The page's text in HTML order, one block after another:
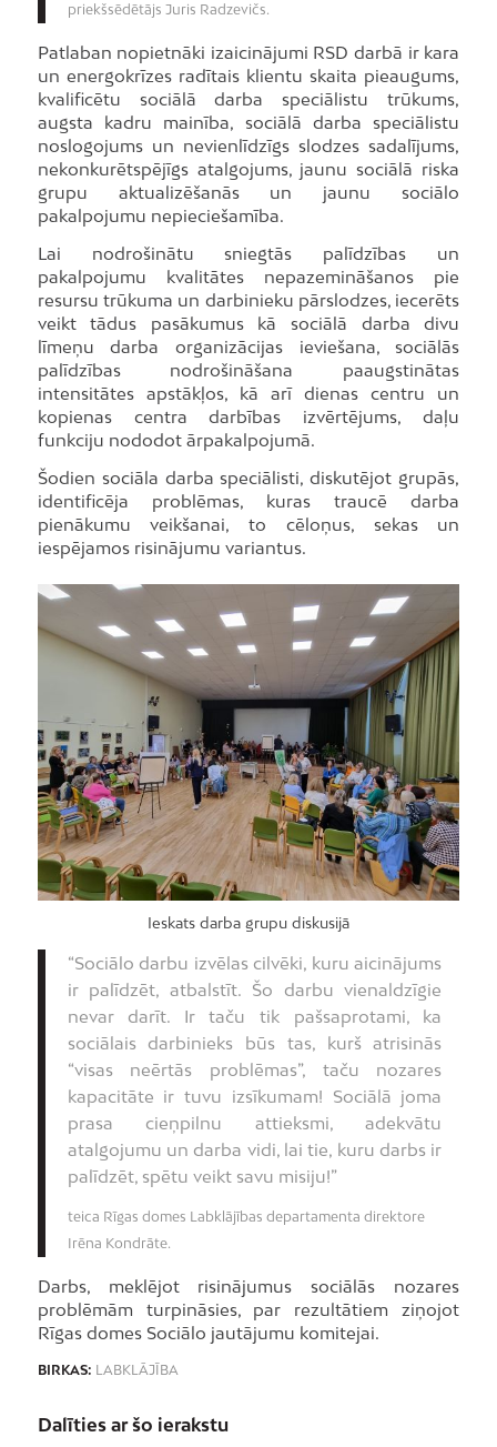
priekšsēdētājs Juris Radzevičs.
Patlaban nopietnāki izaicinājumi RSD darbā ir kara
un energokrīzes radītais klientu skaita pieaugums,
kvalificētu sociālā darba speciālistu trūkums,
augsta kadru mainība, sociālā darba speciālistu
noslogojums un nevienlīdzīgs slodzes sadalījums,
nekonkurētspējīgs atalgojums, jaunu sociālā riska
grupu aktualizēšanās un jaunu sociālo
pakalpojumu nepieciešamība.
Lai nodrošinātu sniegtās palīdzības un
pakalpojumu kvalitātes nepazemināšanos pie
resursu trūkuma un darbinieku pārslodzes, iecerēts
veikt tādus pasākumus kā sociālā darba divu
līmeņu darba organizācijas ieviešana, sociālās
palīdzības nodrošināšana paaugstinātas
intensitātes apstākļos, kā arī dienas centru un
kopienas centra darbības izvērtējums, daļu
funkciju nododot ārpakalpojumā.
Šodien sociāla darba speciālisti, diskutējot grupās,
identificēja problēmas, kuras traucē darba
pienākumu veikšanai, to cēloņus, sekas un
iespējamos risinājumu variantus.
Ieskats darba grupu diskusijā
“Sociālo darbu izvēlas cilvēki, kuru aicinājums
ir palīdzēt, atbalstīt. Šo darbu vienaldzīgie
nevar darīt. Ir taču tik pašsaprotami, ka
sociālais darbinieks būs tas, kurš atrisinās
“visas neērtās problēmas”, taču nozares
kapacitāte ir tuvu izsīkumam! Sociālā joma
prasa cieņpilnu attieksmi, adekvātu
atalgojumu un darba vidi, lai tie, kuru darbs ir
palīdzēt, spētu veikt savu misiju!”
teica Rīgas domes Labklājības departamenta direktore
Irēna Kondrāte.
Darbs, meklējot risinājumus sociālās nozares
problēmām turpināsies, par rezultātiem ziņojot
Rīgas domes Sociālo jautājumu komitejai.
BIRKAS: LABKLĀJĪBA
Dalīties ar šo ierakstu